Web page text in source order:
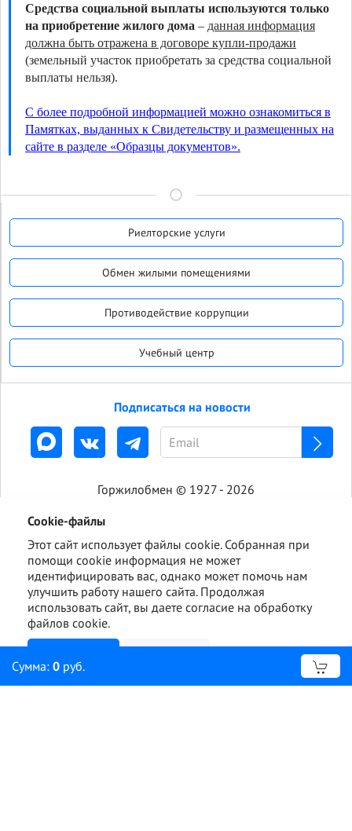
Средства социальной выплаты используются только
на приобретение жилого дома – данная информация
должна быть отражена в договоре купли-продажи
(земельный участок приобретать за средства социальной
выплаты нельзя).
С более подробной информацией можно ознакомиться в
Памятках, выданных к Свидетельству и размещенных на
сайте в разделе «Образцы документов».
Риелторские услуги
Обмен жилыми помещениями
Противодействие коррупции
Учебный центр
Подписаться на новости
Горжилобмен © 1927 - 2026
Сумма: 0 руб.
Cookie-файлы
Этот сайт использует файлы cookie. Собранная при
помощи cookie информация не может
идентифицировать вас, однако может помочь нам
улучшить работу нашего сайта. Продолжая
использовать сайт, вы даете согласие на обработку
файлов cookie.